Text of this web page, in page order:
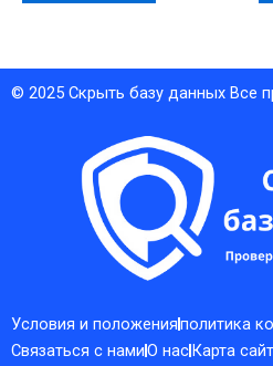
© 2025 Скрыть базу данных Все
Условия и положенияполитика
Связаться с намиО насКарта